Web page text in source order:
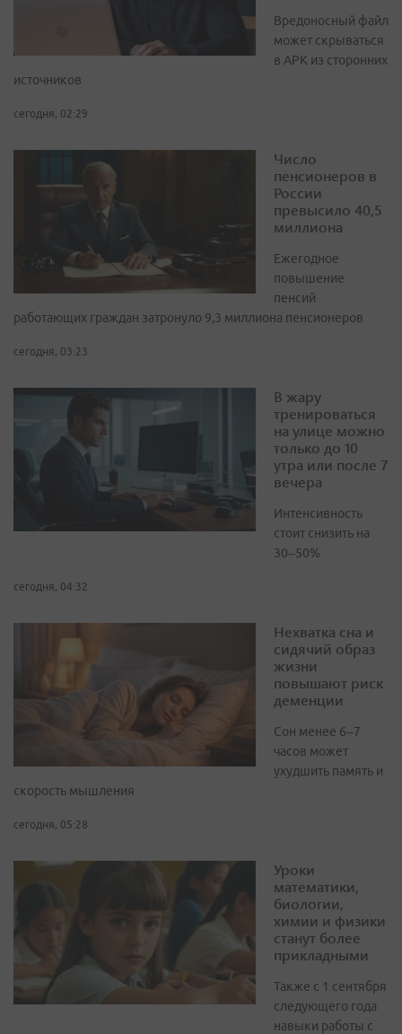
Вредоносный файл
может скрываться
в APK из сторонних
источников
сегодня, 02:29
Число
пенсионеров в
России
превысило 40,5
миллиона
Ежегодное
повышение
пенсий
работающих граждан затронуло 9,3 миллиона пенсионеров
сегодня, 03:23
В жару
тренироваться
на улице можно
только до 10
утра или после 7
вечера
Интенсивность
стоит снизить на
30–50%
сегодня, 04:32
Нехватка сна и
сидячий образ
жизни
повышают риск
деменции
Сон менее 6–7
часов может
ухудшить память и
скорость мышления
сегодня, 05:28
Уроки
математики,
биологии,
химии и физики
станут более
прикладными
Также с 1 сентября
следующего года
навыки работы с